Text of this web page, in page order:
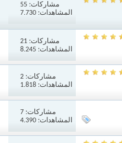
مشاركات:55
المشاهدات: 7.730
مشاركات:21
المشاهدات: 8.245
مشاركات:2
المشاهدات: 1.818
مشاركات:7
المشاهدات: 4.390